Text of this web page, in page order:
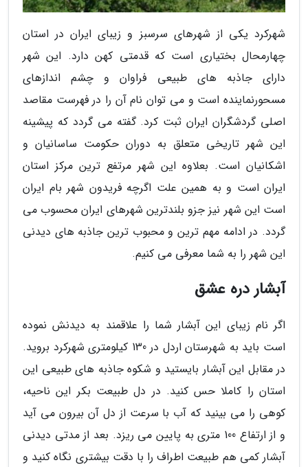
شهرکرد یکی از شهرهای سرسبز و زیبای ایران در استان
چهارمحال بختیاری است که قدمتی کهن دارد. این شهر
دارای جاذبه های طبیعی فراوان و چشم اندازهای
مسحورنماینده است و می توان نام آن را در فهرست مقاصد
اصلی گردشگران ایران ثبت کرد. گفته می گردد که پیشینه
این شهر تاریخی متعلق به دوران حکومت ساسانیان و
اشکانیان است. بعلاوه این شهر مرتفع ترین مرکز استان
ایران است و به همین علت اگرچه فریدون شهر بام ایران
است این شهر نیز جزو بلندترین شهرهای ایران محسوب می
گردد. در ادامه مهم ترین و محبوب ترین جاذبه های دیدنی
این شهر را به شما معرفی می کنیم.
آبشار دره عشق
اگر نام زیبای این آبشار شما را علاقمند به دیدنش نموده
است باید به شهرستان اردل در 130 کیلومتری شهرکرد بروید.
در مقابل این آبشار بایستید و شکوه جاذبه های طبیعی این
استان را کاملا حس کنید. در دل طبیعت بکر این ناحیه،
کوهی را می بینید که آب با سرعت از دل آن بیرون می آید
و از ارتفاع 100 متری به پایین می ریزد. بعد از مدتی دیدنی
آبشار کمی هم طبیعت اطراف را با دقت بیشتری نگاه کنید و